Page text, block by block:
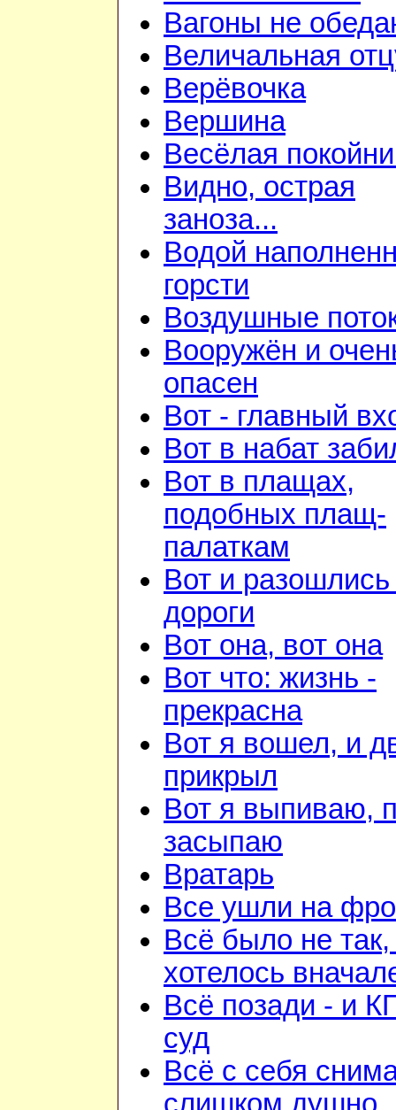
Вагоны не
Величальная
Верёвочка
Вершина
Весёлая
Видно, острая
заноза...
Водой
горсти
Воздушные
Вооружён и
опасен
Вот - главный
Вот в набат
Вот в плащах,
подобных плащ-
палаткам
Вот и разошлись
дороги
Вот она, вот она
Вот что: жизнь -
прекрасна
Вот я вошел, и
прикрыл
Вот я выпиваю,
засыпаю
Вратарь
Все ушли на
Всё было не так,
хотелось
Всё позади - и
суд
Всё с себя